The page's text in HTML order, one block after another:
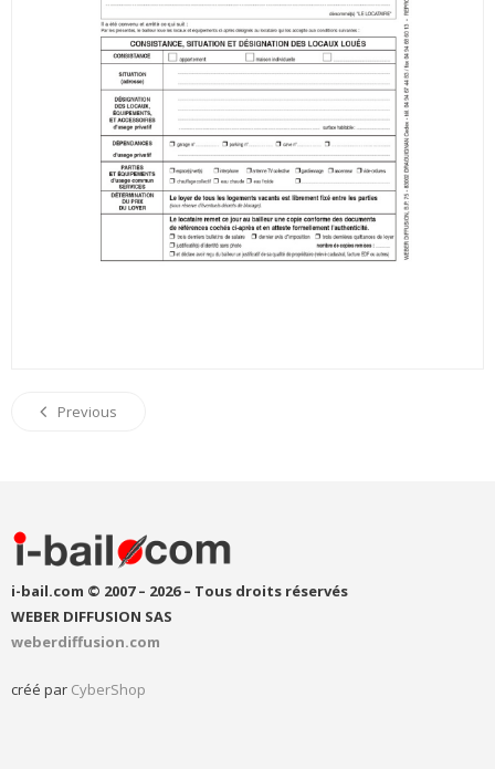
Previous
i-bail.com © 2007 – 2026 – Tous droits réservés
WEBER DIFFUSION SAS
weberdiffusion.com
créé par CyberShop